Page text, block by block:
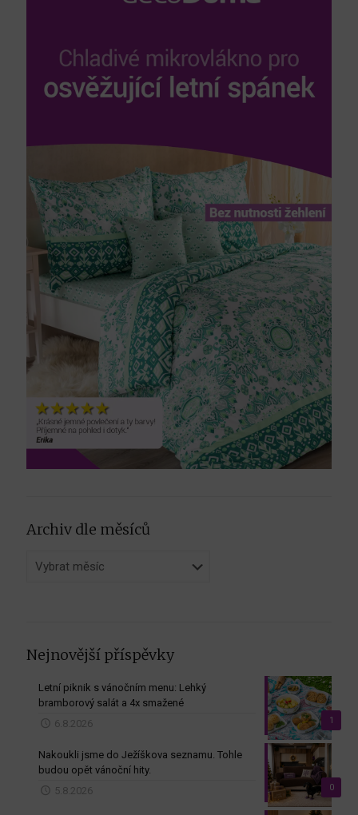
Archiv dle měsíců
dle
Nejnovější příspěvky
1
Letní piknik s vánočním menu: Lehký
bramborový salát a 4x smažené
6.8.2026
0
Nakoukli jsme do Ježíškova seznamu. Tohle
budou opět vánoční hity.
5.8.2026